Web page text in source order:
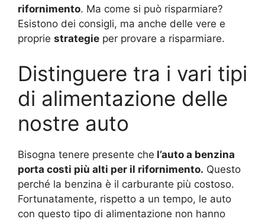
rifornimento. Ma come si può risparmiare?
Esistono dei consigli, ma anche delle vere e
proprie strategie per provare a risparmiare.
Distinguere tra i vari tipi
di alimentazione delle
nostre auto
Bisogna tenere presente che l’auto a benzina
porta costi più alti per il rifornimento. Questo
perché la benzina è il carburante più costoso.
Fortunatamente, rispetto a un tempo, le auto
con questo tipo di alimentazione non hanno